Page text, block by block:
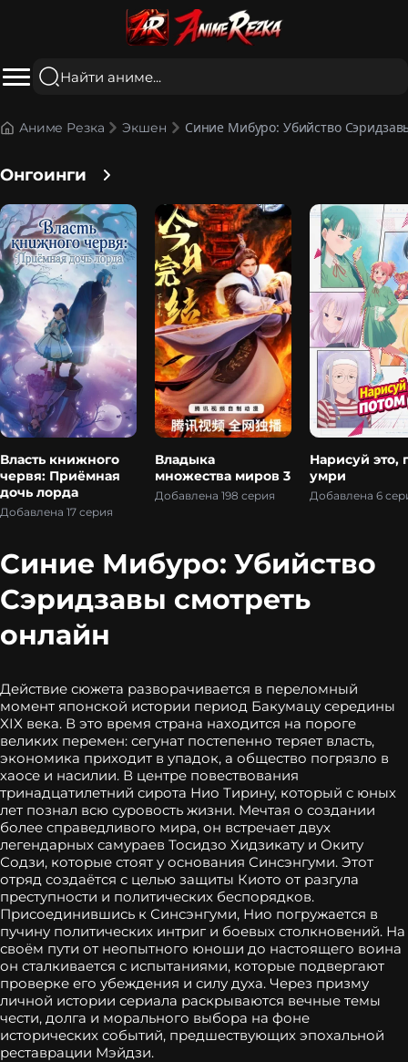
Аниме Резка Экшен Синие Мибуро: Убийство
Онгоинги
Власть книжного
червя: Приёмная
дочь лорда
Добавлена 17 серия
Владыка
множества миров 3
Добавлена 198 серия
Нарисуй это,
умри
Добавлена 6
Синие Мибуро: Убийство
Сэридзавы смотреть
онлайн
Действие сюжета разворачивается в переломный
момент японской истории период Бакумацу середины
XIX века. В это время страна находится на пороге
великих перемен: сегунат постепенно теряет власть,
экономика приходит в упадок, а общество погрязло в
хаосе и насилии. В центре повествования
тринадцатилетний сирота Нио Тирину, который с юных
лет познал всю суровость жизни. Мечтая о создании
более справедливого мира, он встречает двух
легендарных самураев Тосидзо Хидзикату и Окиту
Содзи, которые стоят у основания Синсэнгуми. Этот
отряд создаётся с целью защиты Киото от разгула
преступности и политических беспорядков.
Присоединившись к Синсэнгуми, Нио погружается в
пучину политических интриг и боевых столкновений. На
своём пути от неопытного юноши до настоящего воина
он сталкивается с испытаниями, которые подвергают
проверке его убеждения и силу духа. Через призму
личной истории сериала раскрываются вечные темы
чести, долга и морального выбора на фоне
исторических событий, предшествующих эпохальной
реставрации Мэйдзи.